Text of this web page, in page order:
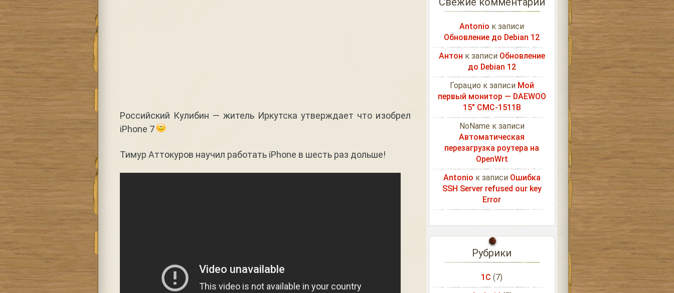
Российский Кулибин — житель Иркутска утверждает что изобрел
iPhone 7
Тимур Аттокуров научил работать iPhone в шесть раз дольше!
Antonio к записи
Обновление до Debian 12
Антон к записи Обновление
до Debian 12
Горацио к записи Мой
первый монитор — DAEWOO
15″ CMC-1511B
NoName к записи
Автоматическая
перезагрузка роутера на
OpenWrt
Antonio к записи Ошибка
SSH Server refused our key
Error
Рубрики
1С (7)